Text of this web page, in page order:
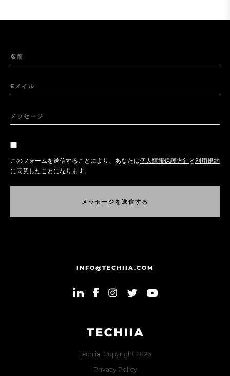
Techiia. Copyright 2026
Privacy Policy
名前
Eメイル
メッセージ
このフォームを送信することにより、あなたは個人情報保護方針と利用規約
に同意したことになります。
メ ッ セ ー ジ を送信す る
INFO@TECHIIA.COM